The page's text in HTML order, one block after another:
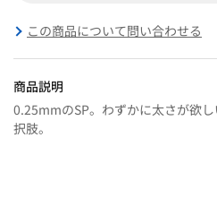
この商品について問い合わせる
商品説明
0.25mmのSP。わずかに太さが欲
択肢。